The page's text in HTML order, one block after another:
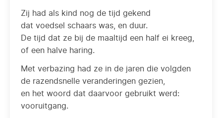
Zij had als kind nog de tijd gekend
dat voedsel schaars was, en duur.
De tijd dat ze bij de maaltijd een half ei kreeg,
of een halve haring.
Met verbazing had ze in de jaren die volgden
de razendsnelle veranderingen gezien,
en het woord dat daarvoor gebruikt werd:
vooruitgang.